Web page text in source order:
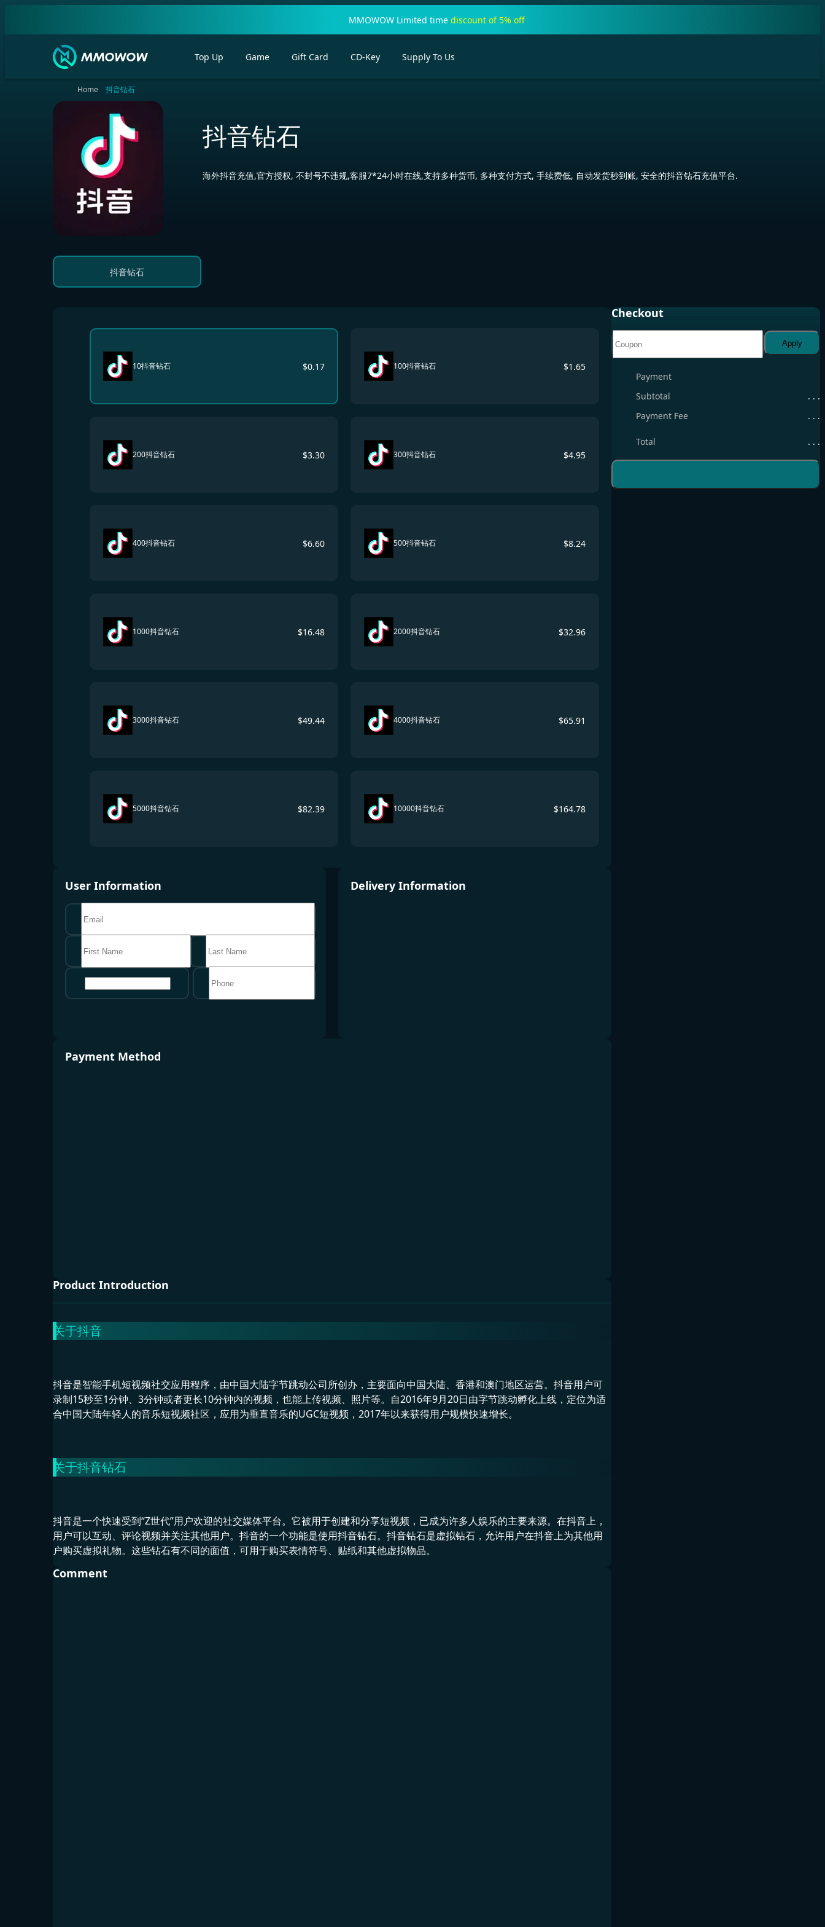
MMOWOW Limited time discount of 5% off
Top Up Game Gift Card CD-Key Supply To Us
Home 抖音钻石
抖音钻石
海外抖音充值,官方授权, 不封号不违规,客服7*24小时在线,支持多种货币, 多种支付方式, 手续费低, 自动发货秒到账, 安全的抖音钻石充值平台.
抖音钻石
10抖音钻石 $0.17 100抖音钻石 $1.65
200抖音钻石 $3.30 300抖音钻石 $4.95
400抖音钻石 $6.60 500抖音钻石 $8.24
1000抖音钻石 $16.48 2000抖音钻石 $32.96
3000抖音钻石 $49.44 4000抖音钻石 $65.91
5000抖音钻石 $82.39 10000抖音钻石 $164.78
User Information Delivery Information
Payment Method
Product Introduction
关于抖音
抖音是智能手机短视频社交应用程序，由中国大陆字节跳动公司所创办，主要面向中国大陆、香港和澳门地区运营。抖音用户可
录制15秒至1分钟、3分钟或者更长10分钟内的视频，也能上传视频、照片等。自2016年9月20日由字节跳动孵化上线，定位为适
合中国大陆年轻人的音乐短视频社区，应用为垂直音乐的UGC短视频，2017年以来获得用户规模快速增长。
关于抖音钻石
抖音是一个快速受到“Z世代”用户欢迎的社交媒体平台。它被用于创建和分享短视频，已成为许多人娱乐的主要来源。在抖音上，
用户可以互动、评论视频并关注其他用户。抖音的一个功能是使用抖音钻石。抖音钻石是虚拟钻石，允许用户在抖音上为其他用
户购买虚拟礼物。这些钻石有不同的面值，可用于购买表情符号、贴纸和其他虚拟物品。
Comment
Checkout
Apply
Payment
Subtotal
. . .
Payment Fee
. . .
Total . . .